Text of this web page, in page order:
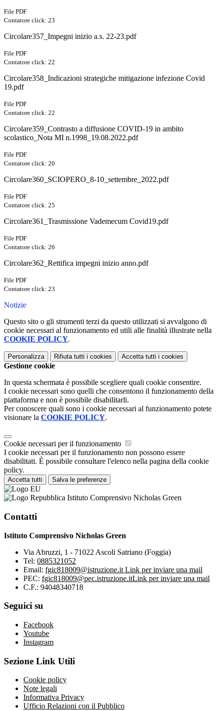
File PDF
Contatore click: 23
Circolare357_Impegni inizio a.s. 22-23.pdf
File PDF
Contatore click: 22
Circolare358_Indicazioni strategiche mitigazione infezione Covid
19.pdf
File PDF
Contatore click: 22
Circolare359_Contrasto a diffusione COVID-19 in ambito
scolastico_Nota MI n.1998_19.08.2022.pdf
File PDF
Contatore click: 20
Circolare360_SCIOPERO_8-10_settembre_2022.pdf
File PDF
Contatore click: 25
Circolare361_Trasmissione Vademecum Covid19.pdf
File PDF
Contatore click: 26
Circolare362_Rettifica impegni inizio anno.pdf
File PDF
Contatore click: 23
Notizie
Questo sito o gli strumenti terzi da questo utilizzati si avvalgono di
cookie necessari al funzionamento ed utili alle finalità illustrate nella
COOKIE POLICY.
Personalizza Rifiuta tutti i cookies Accetta tutti i cookies
Gestione cookie
In questa schermata è possibile scegliere quali cookie consentire.
I cookie necessari sono quelli che consentono il funzionamento della
piattaforma e non è possibile disabilitarli.
Per conoscere quali sono i cookie necessari al funzionamento potete
visionare la COOKIE POLICY.
Cookie necessari per il funzionamento
I cookie necessari per il funzionamento non possono essere
disabilitati. È possibile consultare l'elenco nella pagina della cookie
policy.
Accetta tutti Salva le preferenze
Istituto Comprensivo Nicholas Green
Contatti
Istituto Comprensivo Nicholas Green
Via Abruzzi, 1 - 71022 Ascoli Satriano (Foggia)
Tel: 0885321052
Email: fgic818009@istruzione.it Link per inviare una mail
PEC: fgic818009@pec.istruzione.itLink per inviare una mail
C.F.: 94048340718
Seguici su
Facebook
Youtube
Instagram
Sezione Link Utili
Cookie policy
Note legali
Informativa Privacy
Ufficio Relazioni con il Pubblico